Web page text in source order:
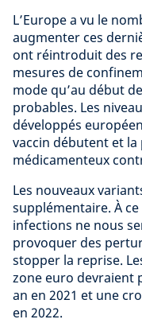
L’Europe a vu le
augmenter ces
ont réintroduit des
mesures de
mode qu’au début
probables. Les
développés
vaccin débutent et
médicamenteux
Les nouveaux
supplémentaire. À
infections ne nous
provoquer des
stopper la reprise.
zone euro devraient
an en 2021 et une
en 2022.